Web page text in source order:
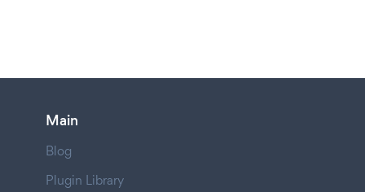
Main
Blog
Plugin Library